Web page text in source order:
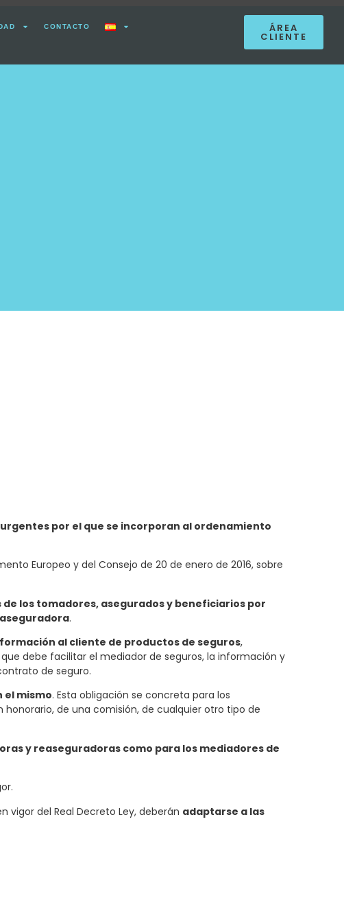
CONTACTO ÁREA
CLIENTE
por el que se incorporan al ordenamiento
Europeo y del Consejo de 20 de enero de 2016, sobre
de los tomadores, asegurados y beneficiarios por
.
al cliente de productos de seguros,
debe facilitar el mediador de seguros, la información y
de seguro.
el mismo. Esta obligación se concreta para los
de una comisión, de cualquier otro tipo de
y reaseguradoras como para los mediadores de
del Real Decreto Ley, deberán adaptarse a las